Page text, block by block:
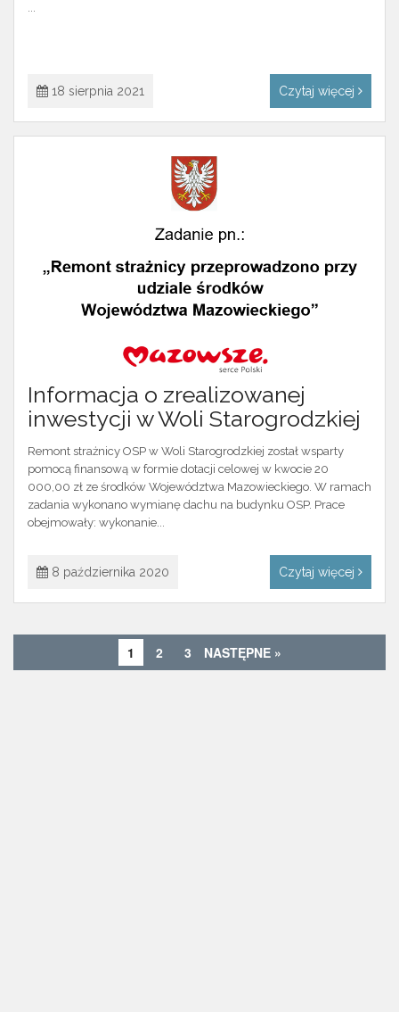
18 sierpnia 2021 Czytaj więcej
Informacja o zrealizowanej
inwestycji w Woli Starogrodzkiej
Remont strażnicy OSP w Woli Starogrodzkiej został wsparty
pomocą finansową w formie dotacji celowej w kwocie 20
000,00 zł ze środków Województwa Mazowieckiego. W ramach
zadania wykonano wymianę dachu na budynku OSP. Prace
obejmowały: wykonanie...
8 października 2020 Czytaj więcej
1 2 3 NASTĘPNE »